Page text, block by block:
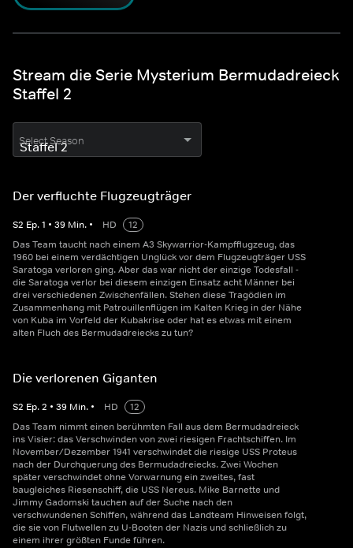
Stream die Serie Mysterium Bermudadreieck
Staffel 2
Select Season
Der verfluchte Flugzeugträger
S2 Ep.1 • 39 Min. • HD
12
Das Team taucht nach einem A3 Skywarrior-Kampfflugzeug, das
1960 bei einem verdächtigen Unglück vor dem Flugzeugträger USS
Saratoga verloren ging. Aber das war nicht der einzige Todesfall -
die Saratoga verlor bei diesem einzigen Einsatz acht Männer bei
drei verschiedenen Zwischenfällen. Stehen diese Tragödien im
Zusammenhang mit Patrouillenflügen im Kalten Krieg in der Nähe
von Kuba im Vorfeld der Kubakrise oder hat es etwas mit einem
alten Fluch des Bermudadreiecks zu tun?
Die verlorenen Giganten
S2 Ep.2 • 39 Min. • HD
12
Das Team nimmt einen berühmten Fall aus dem Bermudadreieck
ins Visier: das Verschwinden von zwei riesigen Frachtschiffen. Im
November/Dezember 1941 verschwindet die riesige USS Proteus
nach der Durchquerung des Bermudadreiecks. Zwei Wochen
später verschwindet ohne Vorwarnung ein zweites, fast
baugleiches Riesenschiff, die USS Nereus. Mike Barnette und
Jimmy Gadomski tauchen auf der Suche nach den
verschwundenen Schiffen, während das Landteam Hinweisen folgt,
die sie von Flutwellen zu U-Booten der Nazis und schließlich zu
einem ihrer größten Funde führen.